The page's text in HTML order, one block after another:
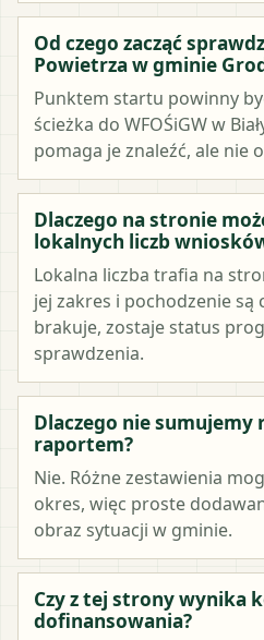
Od czego zacząć
Powietrza w gminie
Punktem startu powinny
ścieżka do WFOŚiGW w
pomaga je znaleźć, ale nie
Dlaczego na stronie
lokalnych liczb
Lokalna liczba trafia na
jej zakres i pochodzenie są
brakuje, zostaje status
sprawdzenia.
Dlaczego nie sumujemy
raportem?
Nie. Różne zestawienia
okres, więc proste
obraz sytuacji w gminie.
Czy z tej strony wynika
dofinansowania?